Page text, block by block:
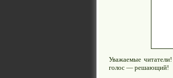
Уважаемые
голос — решающий!